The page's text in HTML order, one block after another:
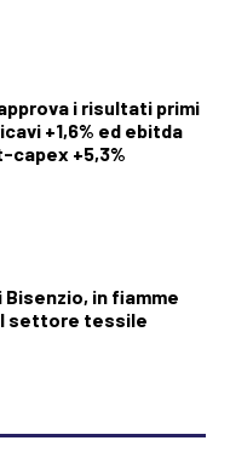
i risultati primi
+1,6% ed ebitda
capex +5,3%
Bisenzio, in fiamme
settore tessile